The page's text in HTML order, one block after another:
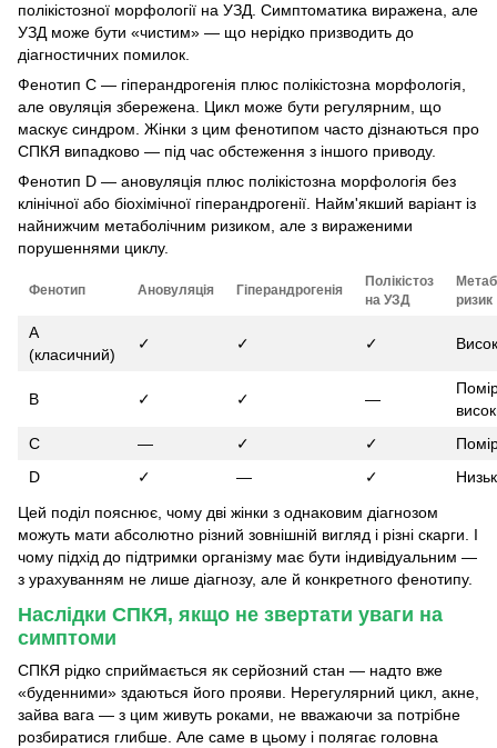
полікістозної морфології на УЗД. Симптоматика виражена, але
УЗД може бути «чистим» — що нерідко призводить до
діагностичних помилок.
Фенотип C — гіперандрогенія плюс полікістозна морфологія,
але овуляція збережена. Цикл може бути регулярним, що
маскує синдром. Жінки з цим фенотипом часто дізнаються про
СПКЯ випадково — під час обстеження з іншого приводу.
Фенотип D — ановуляція плюс полікістозна морфологія без
клінічної або біохімічної гіперандрогенії. Найм'якший варіант із
найнижчим метаболічним ризиком, але з вираженими
порушеннями циклу.
Фенотип Ановуляція Гіперандрогенія
Полікістоз
на УЗД
ризик
A
(класичний)
✓ ✓ ✓
B ✓ ✓ —
C
— ✓ ✓
D
✓ — ✓
Цей поділ пояснює, чому дві жінки з однаковим діагнозом
можуть мати абсолютно різний зовнішній вигляд і різні скарги. І
чому підхід до підтримки організму має бути індивідуальним —
з урахуванням не лише діагнозу, але й конкретного фенотипу.
Наслідки СПКЯ, якщо не звертати уваги на
симптоми
СПКЯ рідко сприймається як серйозний стан — надто вже
«буденними» здаються його прояви. Нерегулярний цикл, акне,
зайва вага — з цим живуть роками, не вважаючи за потрібне
розбиратися глибше. Але саме в цьому і полягає головна